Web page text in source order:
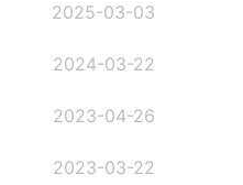
2025-03-03
2024-03-22
2023-04-26
2023-03-22